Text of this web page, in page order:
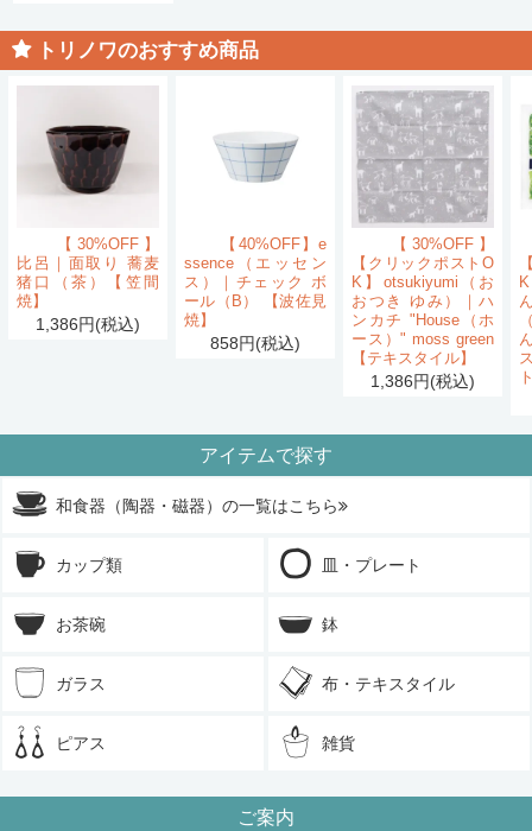
トリノワのおすすめ商品
【30%OFF】
比呂｜面取り 蕎麦
猪口（茶）【笠間
焼】
1,386円(税込)
【40%OFF】e
ssence（エッセン
ス）｜チェック ボ
ール（B） 【波佐見
焼】
858円(税込)
【30%OFF】
【クリックポストO
K】otsukiyumi（お
おつき ゆみ）｜ハ
ンカチ "House（ホ
ース）" moss green
【テキスタイル】
1,386円(税込)
アイテムで探す
和食器（陶器・磁器）の一覧はこちら
カップ類 皿・プレート
お茶碗 鉢
ガラス 布・テキスタイル
ピアス 雑貨
ご案内